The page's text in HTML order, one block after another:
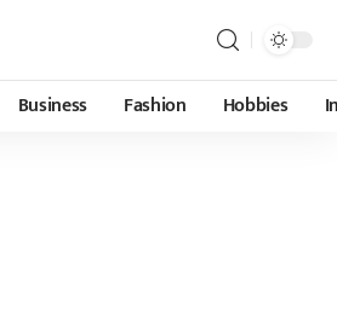
Business Fashion Hobbies